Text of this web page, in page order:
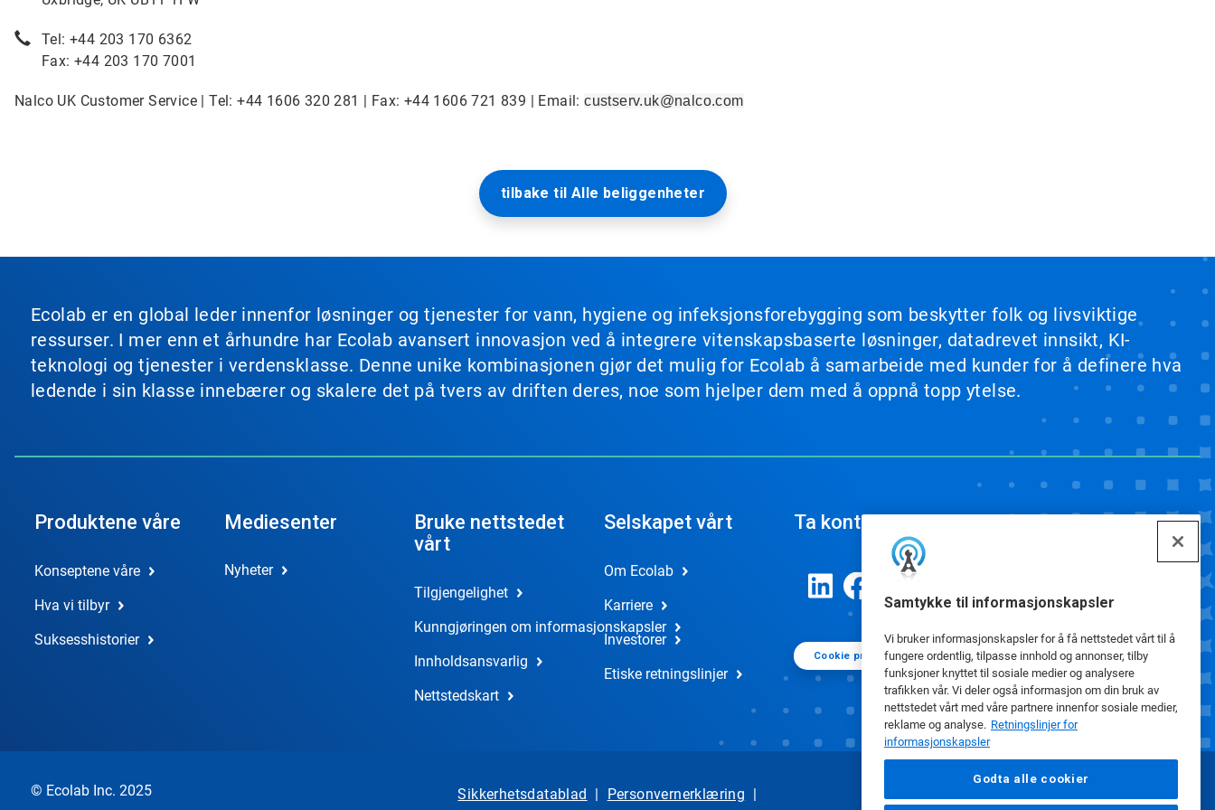
Samtykke til informasjonskapsler
Vi bruker informasjonskapsler for å få nettstedet vårt til å
fungere ordentlig, tilpasse innhold og annonser, tilby
funksjoner knyttet til sosiale medier og analysere
trafikken vår. Vi deler også informasjon om din bruk av
nettstedet vårt med våre partnere innenfor sosiale medier,
reklame og analyse. Retningslinjer for
informasjonskapsler
Godta alle cookier
Tel: +44 203 170 6362
Fax: +44 203 170 7001
Nalco UK Customer Service | Tel: +44 1606 320 281 | Fax: +44 1606 721 839 | Email:custserv.uk@nalco.com
tilbake til Alle beliggenheter
Ecolab er en global leder innenfor løsninger og tjenester for vann, hygiene og infeksjonsforebygging som beskytter folk og livsviktige
ressurser. I mer enn et århundre har Ecolab avansert innovasjon ved å integrere vitenskapsbaserte løsninger, datadrevet innsikt, KI-
teknologi og tjenester i verdensklasse. Denne unike kombinasjonen gjør det mulig for Ecolab å samarbeide med kunder for å definere hva
ledende i sin klasse innebærer og skalere det på tvers av driften deres, noe som hjelper dem med å oppnå topp ytelse.
Produktene våre
Konseptene våre
Hva vi tilbyr
Suksesshistorier
Mediesenter
Nyheter
Bruke nettstedet
vårt
Tilgjengelighet
Kunngjøringen om informasjonskapsler
Innholdsansvarlig
Nettstedskart
Selskapet vårt
Om Ecolab
Karriere
Investorer
Etiske retningslinjer
Ta kontakt
Cookie preferanser
© Ecolab Inc. 2025 Sikkerhetsdatablad | Personvernerklæring |